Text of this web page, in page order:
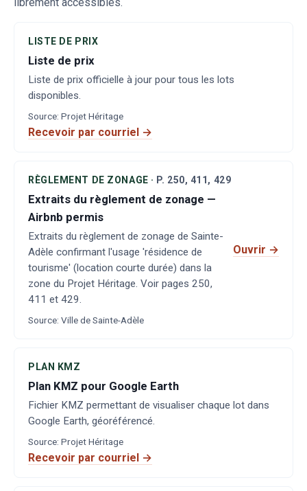
LISTE DE PRIX
Liste de prix
Liste de prix officielle à jour pour tous les lots
disponibles.
Source: Projet Héritage
Recevoir par courriel →
RÈGLEMENT DE ZONAGE · P. 250, 411, 429
Extraits du règlement de zonage —
Airbnb permis
Extraits du règlement de zonage de Sainte-
Adèle confirmant l'usage 'résidence de
tourisme' (location courte durée) dans la
zone du Projet Héritage. Voir pages 250,
411 et 429.
Source: Ville de Sainte-Adèle
Ouvrir →
PLAN KMZ
Plan KMZ pour Google Earth
Fichier KMZ permettant de visualiser chaque lot dans
Google Earth, géoréférencé.
Source: Projet Héritage
Recevoir par courriel →